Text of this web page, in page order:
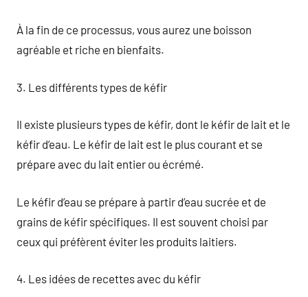
À la fin de ce processus, vous aurez une boisson
agréable et riche en bienfaits.
3. Les différents types de kéfir
Il existe plusieurs types de kéfir, dont le kéfir de lait et le
kéfir d’eau. Le kéfir de lait est le plus courant et se
prépare avec du lait entier ou écrémé.
Le kéfir d’eau se prépare à partir d’eau sucrée et de
grains de kéfir spécifiques. Il est souvent choisi par
ceux qui préfèrent éviter les produits laitiers.
4. Les idées de recettes avec du kéfir